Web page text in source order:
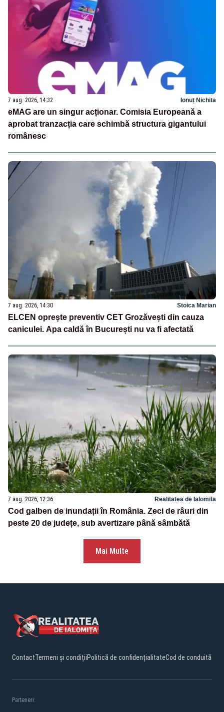
7 aug. 2026, 14:32 Ionuț Nichita
eMAG are un singur acționar. Comisia Europeană a
aprobat tranzacția care schimbă structura gigantului
românesc
7 aug. 2026, 14:30 Stoica Marian
ELCEN oprește preventiv CET Grozăvești din cauza
caniculei. Apa caldă în București nu va fi afectată
7 aug. 2026, 12:36 Realitatea de Ialomita
Cod galben de inundații în România. Zeci de râuri din
peste 20 de județe, sub avertizare până sâmbătă
Mai Multe
ContactTermeni și condițiiPolitică de confidențialitateCod de conduită
Parteneri: